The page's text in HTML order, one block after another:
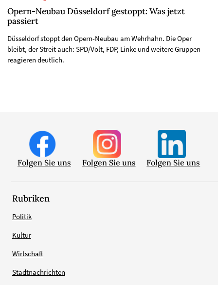
Opern-Neubau Düsseldorf gestoppt: Was jetzt
passiert
Düsseldorf stoppt den Opern-Neubau am Wehrhahn. Die Oper
bleibt, der Streit auch: SPD/Volt, FDP, Linke und weitere Gruppen
reagieren deutlich.
Folgen Sie uns Folgen Sie uns Folgen Sie uns
Rubriken
Politik
Kultur
Wirtschaft
Stadtnachrichten